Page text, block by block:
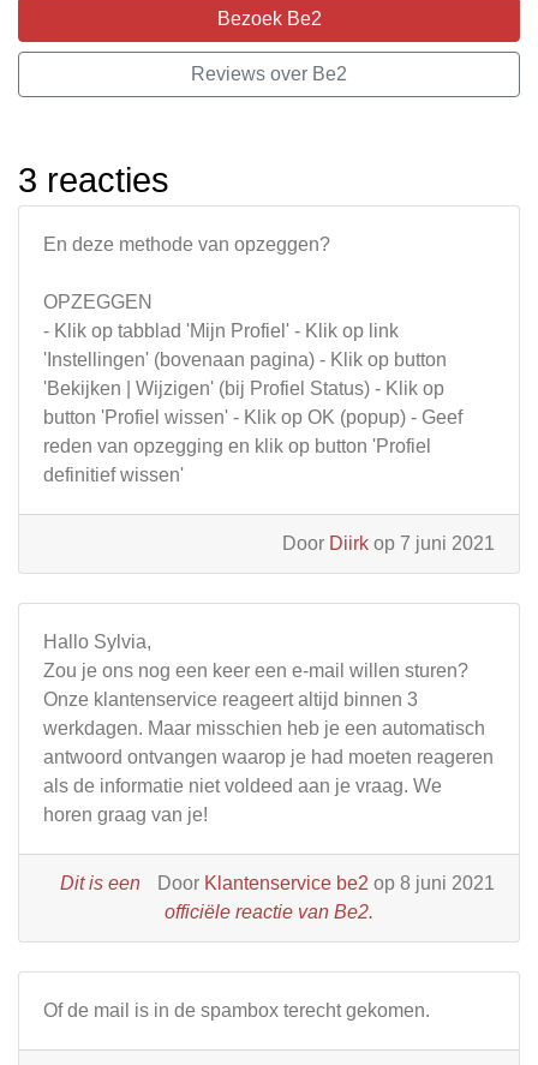
Bezoek Be2
Reviews over Be2
3 reacties
En deze methode van opzeggen?
OPZEGGEN
- Klik op tabblad 'Mijn Profiel' - Klik op link
'Instellingen' (bovenaan pagina) - Klik op button
'Bekijken | Wijzigen' (bij Profiel Status) - Klik op
button 'Profiel wissen' - Klik op OK (popup) - Geef
reden van opzegging en klik op button 'Profiel
definitief wissen'
Door Diirk op 7 juni 2021
Hallo Sylvia,
Zou je ons nog een keer een e-mail willen sturen?
Onze klantenservice reageert altijd binnen 3
werkdagen. Maar misschien heb je een automatisch
antwoord ontvangen waarop je had moeten reageren
als de informatie niet voldeed aan je vraag. We
horen graag van je!
Door Klantenservice be2 op 8 juni 2021
Dit is een
officiële reactie van Be2.
Of de mail is in de spambox terecht gekomen.